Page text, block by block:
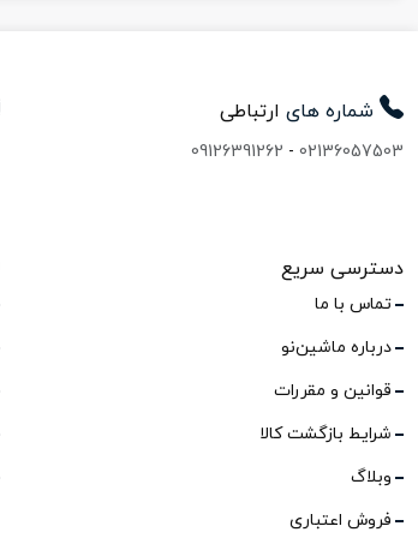
شماره های ارتباطی
02136057503
-
09126391262
دسترسی سریع
تماس با ما
درباره ماشین‌نو
قوانین و مقررات
شرایط بازگشت کالا
وبلاگ
فروش اعتباری